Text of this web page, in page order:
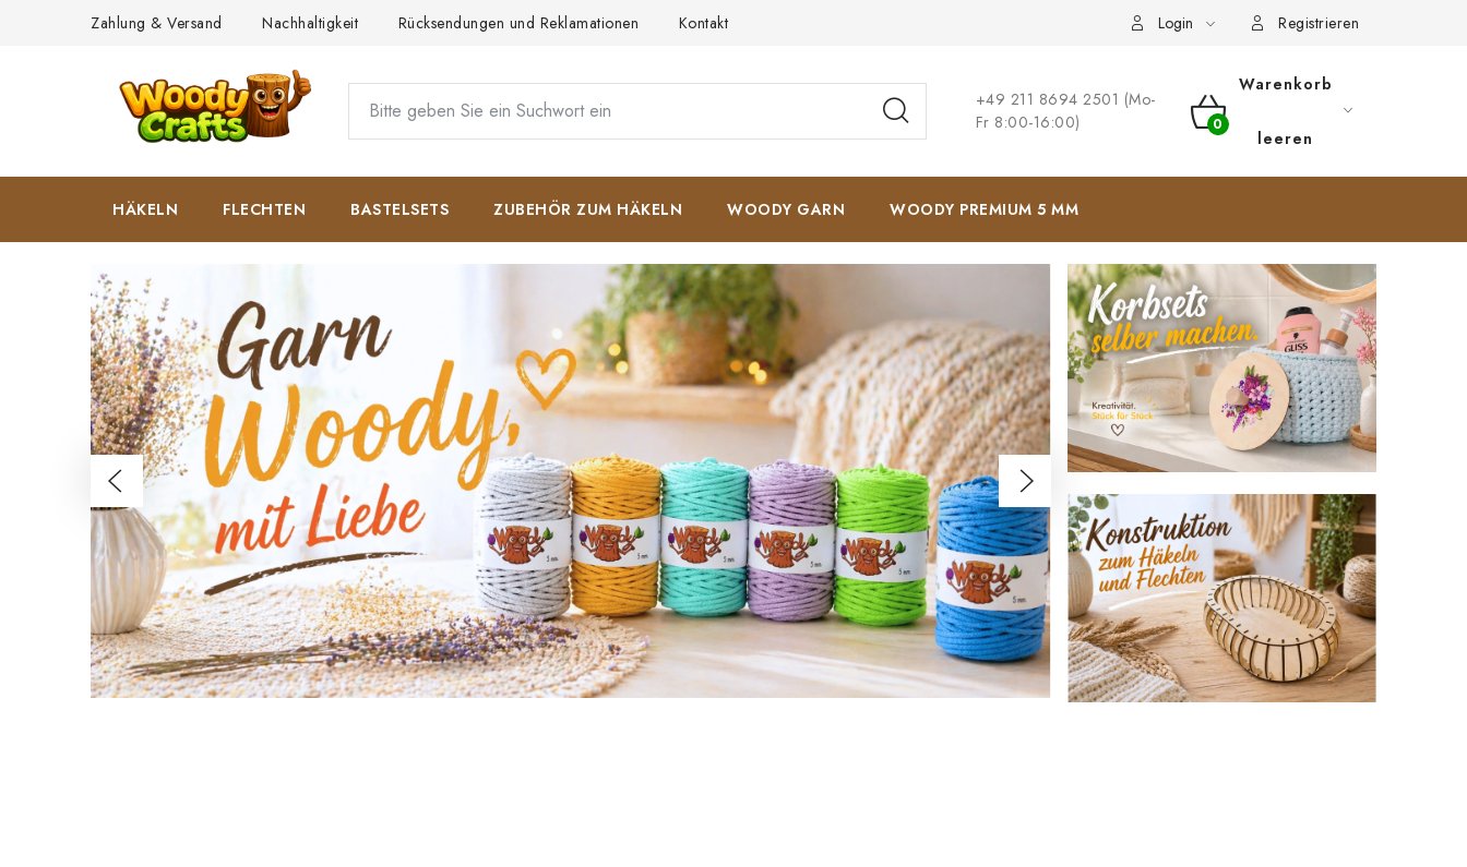
Zahlung & Versand Nachhaltigkeit Rücksendungen und Reklamationen Kontakt Login Registrieren
+49 211 8694 2501 (Mo-
Fr 8:00-16:00)
WARENKORB
Warenkorb
leeren
HÄKELN FLECHTEN BASTELSETS ZUBEHÖR ZUM HÄKELN WOODY GARN WOODY PREMIUM 5 MM
W
i
l
l
k
o
m
m
e
n
Zurück Folgende